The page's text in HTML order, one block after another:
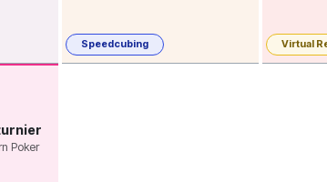
Speedcubing Virtual
Poker